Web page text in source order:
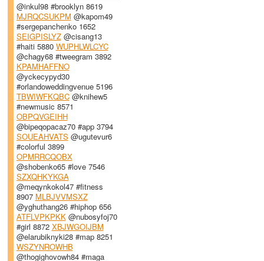
@inkul98 #brooklyn 8619
MJRQCSUKPM @kapom49
#sergepanchenko 1652
SEIGPISLYZ@cisang13
#haiti 5880 WUPHLWLCYC
@chagy68 #tweegram 3892
KPAMHAFFNO
@yckecypyd30
#orlandoweddingvenue 5196
TBWIWFKQBC@knihew5
#newmusic 8571
OBPQVGEIHH
@bipeqopacaz70 #app 3794
SOUEAHVATS @ugutevur6
#colorful 3899
OPMRRCQOBX
@shobenko65 #love 7546
SZXQHKYKGA
@meqynkokol47 #fitness
8907 MLBJVVMSXZ
@yghuthang26 #hiphop 656
ATFLVPKPKK@nubosyfoj70
#girl 8872 XBJWGOIJBM
@elarubiknyki28 #map 8251
WSZYNROWHB
@thogighovowh84 #maga